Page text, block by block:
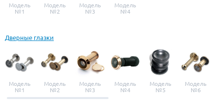
Модель
№1
Модель
№2
Модель
№3
Модель
№4
Дверные глазки
Модель
№1
Модель
№2
Модель
№3
Модель
№4
Модель
№5
Модель
№6